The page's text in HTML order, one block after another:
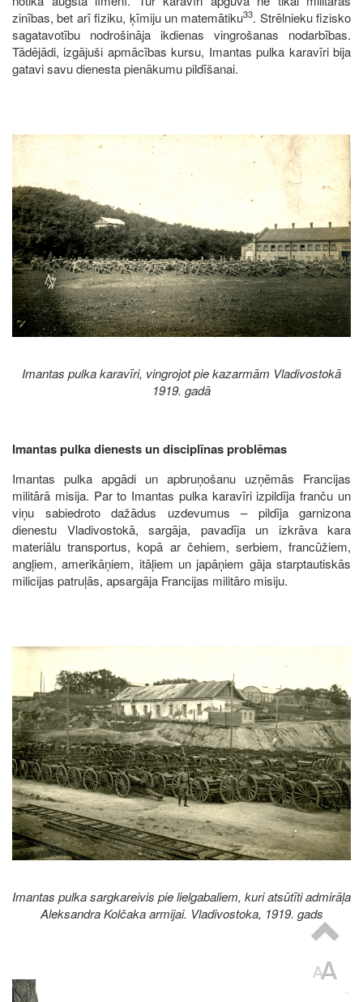
zinības, bet arī fiziku, ķīmiju un matemātiku33. Strēlnieku fizisko
sagatavotību nodrošināja ikdienas vingrošanas nodarbības.
Tādējādi, izgājuši apmācības kursu, Imantas pulka karavīri bija
gatavi savu dienesta pienākumu pildīšanai.
Image
Imantas pulka karavīri, vingrojot pie kazarmām Vladivostokā
1919. gadā
Imantas pulka dienests un disciplīnas problēmas
Imantas pulka apgādi un apbruņošanu uzņēmās Francijas
militārā misija. Par to Imantas pulka karavīri izpildīja franču un
viņu sabiedroto dažādus uzdevumus – pildīja garnizona
dienestu Vladivostokā, sargāja, pavadīja un izkrāva kara
materiālu transportus, kopā ar čehiem, serbiem, francūžiem,
angļiem, amerikāņiem, itāļiem un japāņiem gāja starptautiskās
milicijas patruļās, apsargāja Francijas militāro misiju.
Image
Imantas pulka sargkareivis pie lielgabaliem, kuri atsūtīti admirāļa
Aleksandra Kolčaka armijai. Vladivostoka, 1919. gads
Image